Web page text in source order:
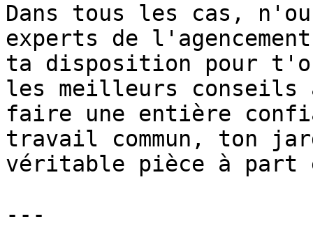
Dans tous les cas,
experts de
ta disposition pour
les meilleurs conseils
faire une entière
travail commun, ton
véritable pièce à part
---